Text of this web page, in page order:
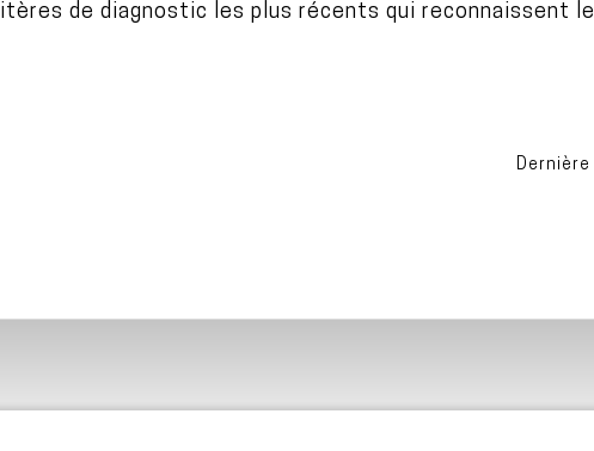
de diagnostic les plus récents qui reconnaissent